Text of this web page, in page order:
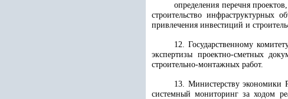
определения перечня
строительство
привлечения инвестиций и
12. Государственному
экспертизы проектно-сметных
строительно-монтажных работ.
13. Министерству экономики
системный мониторинг за ходом